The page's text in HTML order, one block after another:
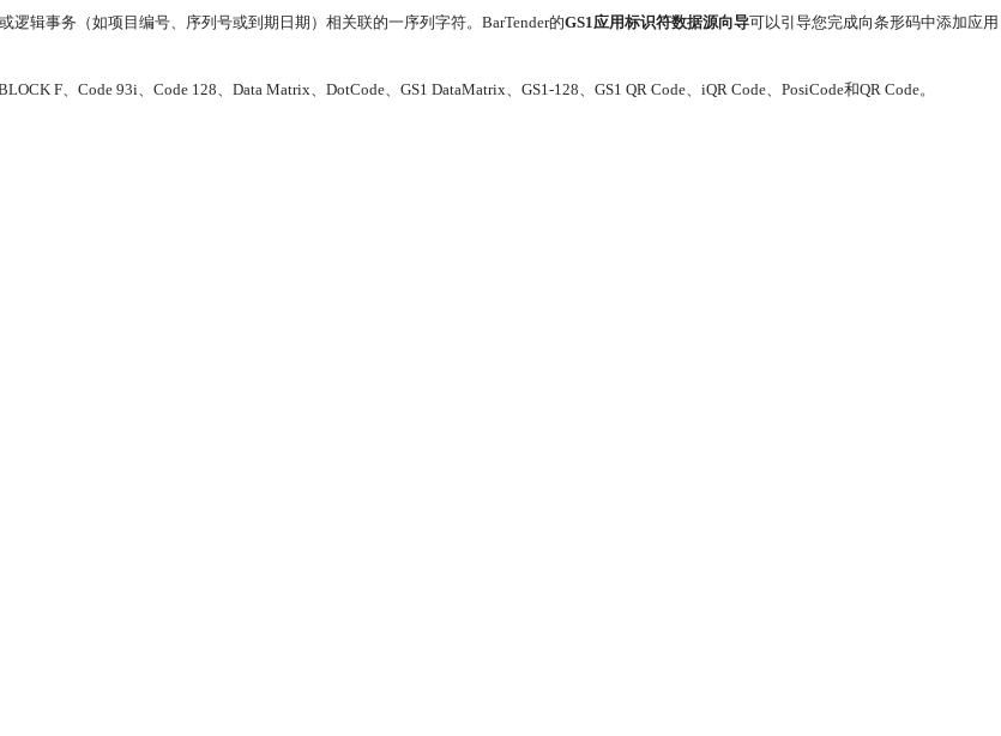
辑事务（如项目编号、序列号或到期日期）相关联的一序列字符。BarTender的GS1应用标识符数据源向导可以引导您完成向条形码中添加应用
F、Code 93i、Code 128、Data Matrix、DotCode、GS1 DataMatrix、GS1-128、GS1 QR Code、iQR Code、PosiCode和QR Code。